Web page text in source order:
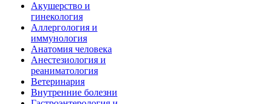
Акушерство и
гинекология
Аллергология и
иммунология
Анатомия человека
Анестезиология и
реаниматология
Ветеринария
Внутренние болезни